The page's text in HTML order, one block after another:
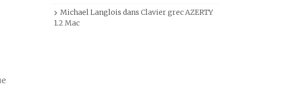
Michael Langlois dans Clavier grec AZERTY
1.2 Mac